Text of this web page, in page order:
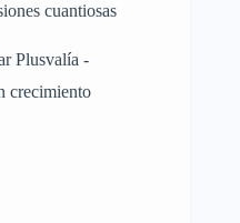
cuantiosas
Plusvalía -
crecimiento